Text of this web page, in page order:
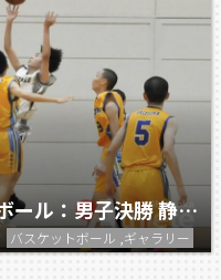
【中体連2026】バスケットボール：男子決勝 静岡学園 vs 城南静岡
バスケットボール ,ギャラリー